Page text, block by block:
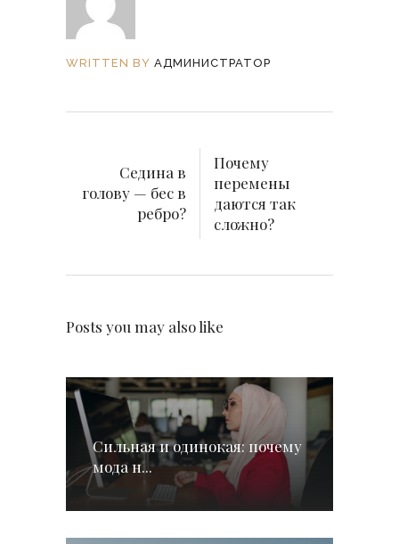
WRITTEN BY АДМИНИСТРАТОР
Седина в
голову — бес в
ребро?
Почему
перемены
даются так
сложно?
Posts you may also like
Сильная и одинокая: почему
мода н...